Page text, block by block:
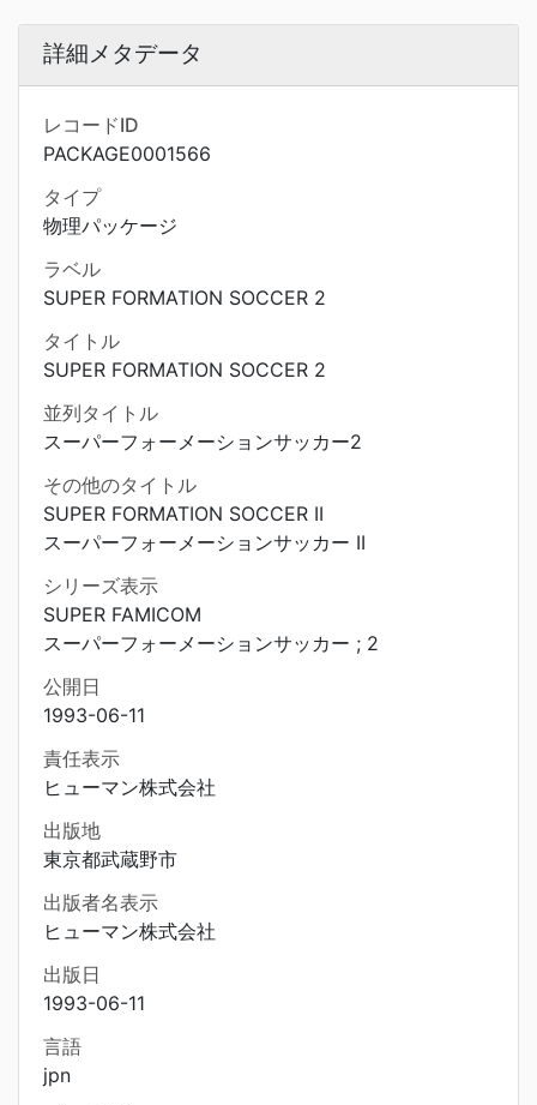
詳細メタデータ
レコードID
PACKAGE0001566
タイプ
物理パッケージ
ラベル
SUPER FORMATION SOCCER 2
タイトル
SUPER FORMATION SOCCER 2
並列タイトル
スーパーフォーメーションサッカー2
その他のタイトル
SUPER FORMATION SOCCER II
スーパーフォーメーションサッカー II
シリーズ表示
SUPER FAMICOM
スーパーフォーメーションサッカー ; 2
公開日
1993-06-11
責任表示
ヒューマン株式会社
出版地
東京都武蔵野市
出版者名表示
ヒューマン株式会社
出版日
1993-06-11
言語
jpn